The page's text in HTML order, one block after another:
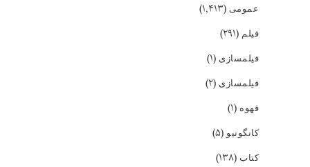
عمومی (۱,۴۱۳)
فیلم (۲۹۱)
فیلمسازی (۱)
فیلمسازی (۲)
قهوه (۱)
کانگونیو(۵)
کتاب (۱۳۸)